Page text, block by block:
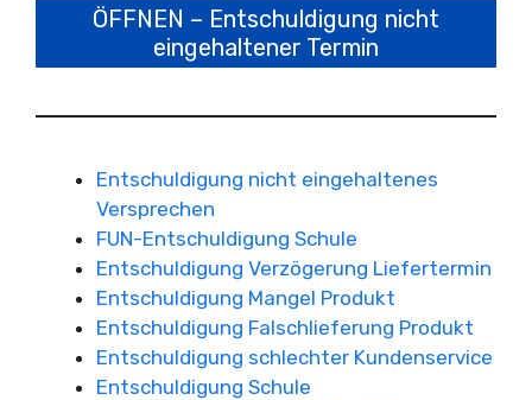
ÖFFNEN – Entschuldigung nicht
eingehaltener Termin
Entschuldigung nicht eingehaltenes
Versprechen
FUN-Entschuldigung Schule
Entschuldigung Verzögerung Liefertermin
Entschuldigung Mangel Produkt
Entschuldigung Falschlieferung Produkt
Entschuldigung schlechter Kundenservice
Entschuldigung Schule